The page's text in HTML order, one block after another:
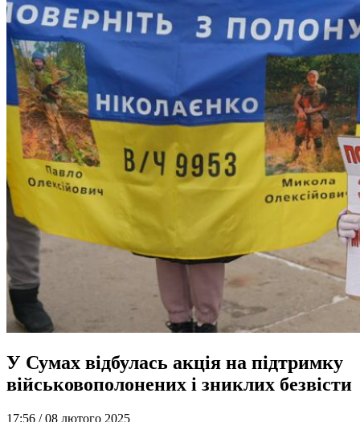
У Сумах відбулась акція на підтримку
військовополонених і зниклих безвісти
17:56 /08 лютого 2025